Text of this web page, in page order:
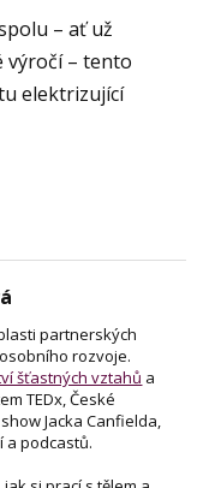
– ať už
výročí – tento
elektrizující
partnerských
rozvoje.
šťastných vztahů a
TEDx, České
Jacka Canfielda,
a podcastů.